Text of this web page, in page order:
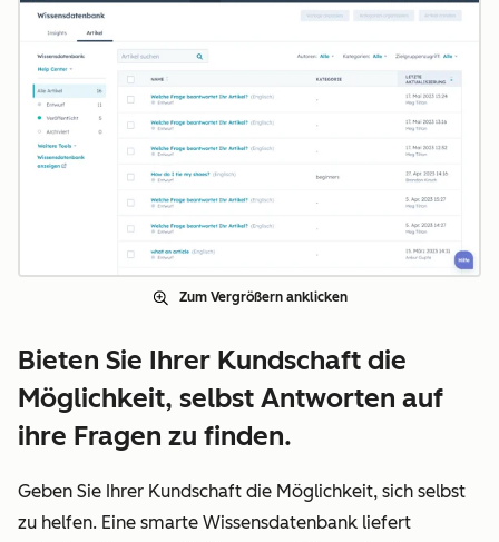
Zum Vergrößern anklicken
Bieten Sie Ihrer Kundschaft die
Möglichkeit, selbst Antworten auf
ihre Fragen zu finden.
Geben Sie Ihrer Kundschaft die Möglichkeit, sich selbst
zu helfen. Eine smarte Wissensdatenbank liefert